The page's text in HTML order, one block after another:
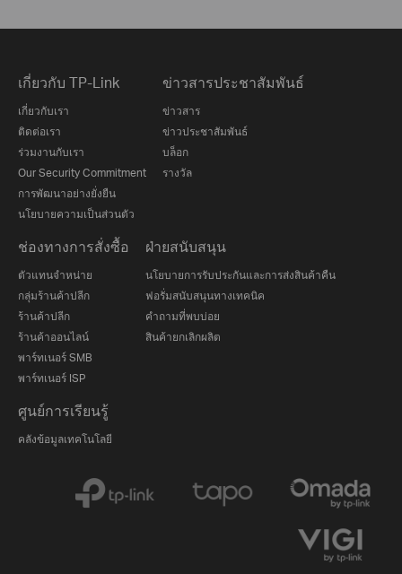
เกี่ยวกับ TP-Link
เกี่ยวกับเรา
ติดต่อเรา
ร่วมงานกับเรา
Our Security Commitment
การพัฒนาอย่างยั่งยืน
นโยบายความเป็นส่วนตัว
ข่าวสารประชาสัมพันธ์
ข่าวสาร
ข่าวประชาสัมพันธ์
บล็อก
รางวัล
ช่องทางการสั่งซื้อ
ตัวแทนจำหน่าย
กลุ่มร้านค้าปลีก
ร้านค้าปลีก
ร้านค้าออนไลน์
พาร์ทเนอร์ SMB
พาร์ทเนอร์ ISP
ฝ่ายสนับสนุน
นโยบายการรับประกันและการส่งสินค้าคืน
ฟอรั่มสนับสนุนทางเทคนิค
คำถามที่พบบ่อย
สินค้ายกเลิกผลิต
ศูนย์การเรียนรู้
คลังข้อมูลเทคโนโลยี